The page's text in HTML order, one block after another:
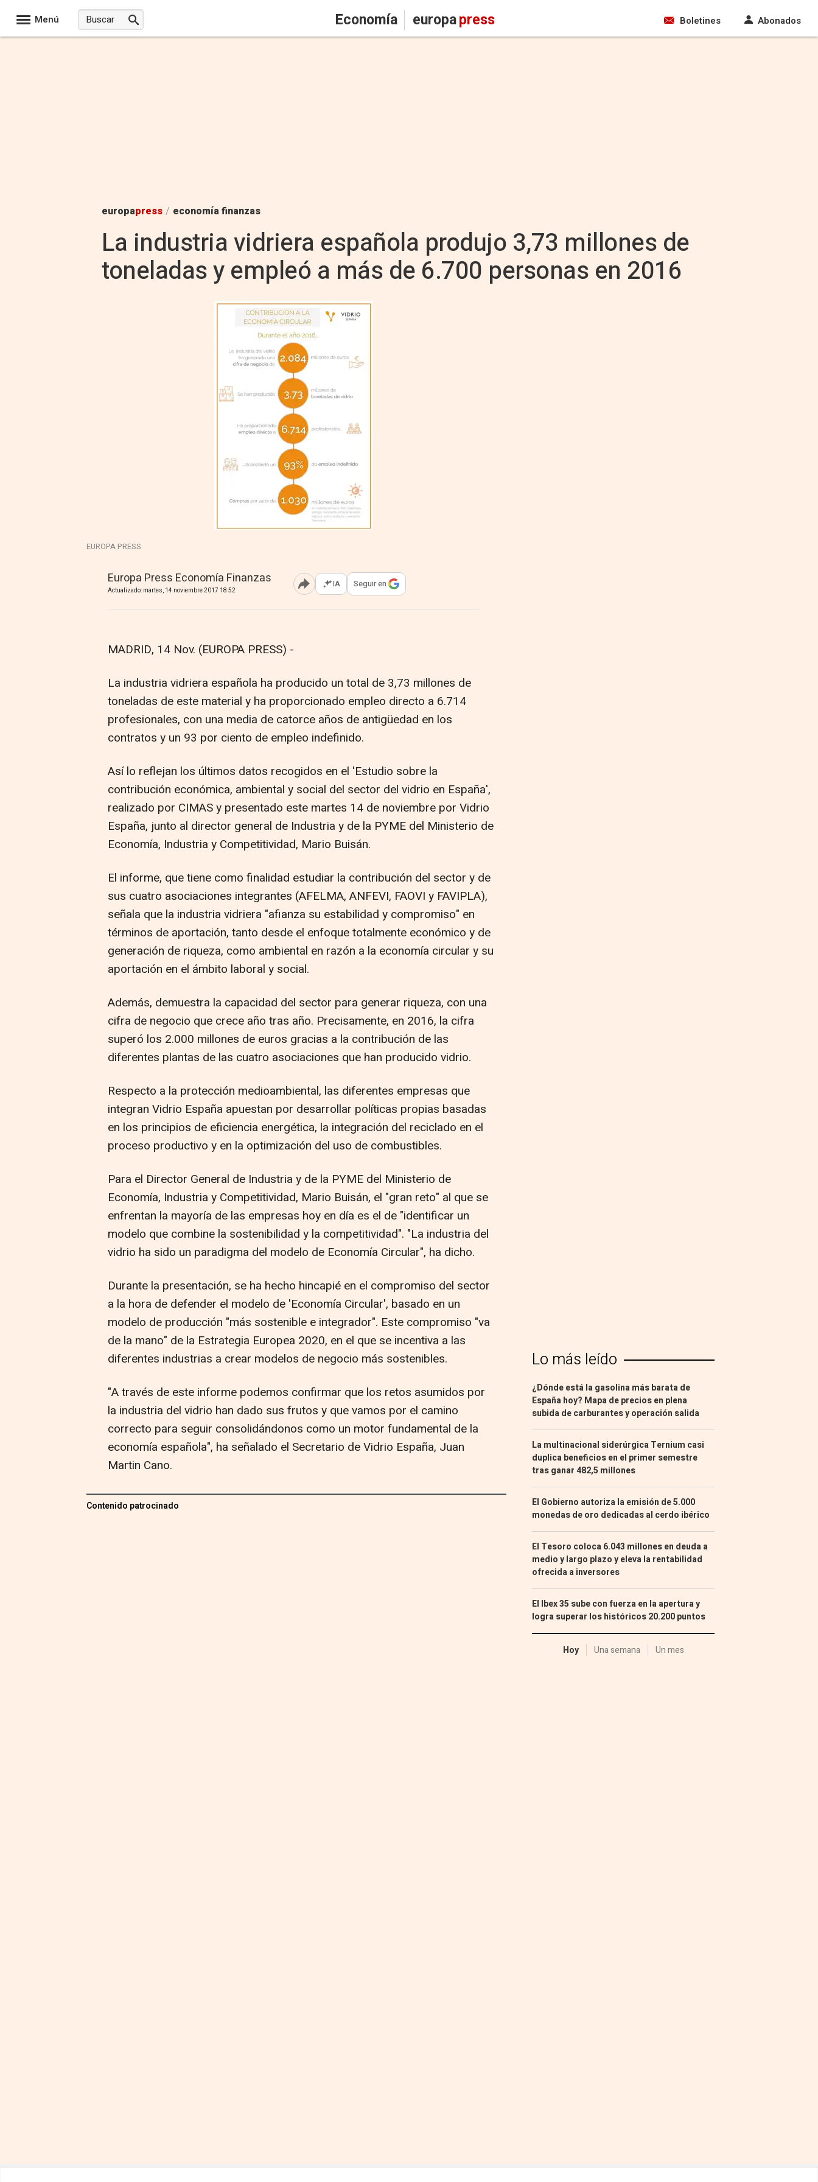
Menú Economía europapress Boletines Abonados
europapress / economía finanzas
La industria vidriera española produjo 3,73 millones de
toneladas y empleó a más de 6.700 personas en 2016
EUROPA PRESS
Europa Press Economía Finanzas
Actualizado: martes, 14 noviembre 2017 18:52 Abrir opciones para compartir
IA Seguir en
MADRID, 14 Nov. (EUROPA PRESS) -
La industria vidriera española ha producido un total de 3,73 millones de
toneladas de este material y ha proporcionado empleo directo a 6.714
profesionales, con una media de catorce años de antigüedad en los
contratos y un 93 por ciento de empleo indefinido.
Así lo reflejan los últimos datos recogidos en el 'Estudio sobre la
contribución económica, ambiental y social del sector del vidrio en España',
realizado por CIMAS y presentado este martes 14 de noviembre por Vidrio
España, junto al director general de Industria y de la PYME del Ministerio de
Economía, Industria y Competitividad, Mario Buisán.
El informe, que tiene como finalidad estudiar la contribución del sector y de
sus cuatro asociaciones integrantes (AFELMA, ANFEVI, FAOVI y FAVIPLA),
señala que la industria vidriera "afianza su estabilidad y compromiso" en
términos de aportación, tanto desde el enfoque totalmente económico y de
generación de riqueza, como ambiental en razón a la economía circular y su
aportación en el ámbito laboral y social.
Además, demuestra la capacidad del sector para generar riqueza, con una
cifra de negocio que crece año tras año. Precisamente, en 2016, la cifra
superó los 2.000 millones de euros gracias a la contribución de las
diferentes plantas de las cuatro asociaciones que han producido vidrio.
Respecto a la protección medioambiental, las diferentes empresas que
integran Vidrio España apuestan por desarrollar políticas propias basadas
en los principios de eficiencia energética, la integración del reciclado en el
proceso productivo y en la optimización del uso de combustibles.
Para el Director General de Industria y de la PYME del Ministerio de
Economía, Industria y Competitividad, Mario Buisán, el "gran reto" al que se
enfrentan la mayoría de las empresas hoy en día es el de "identificar un
modelo que combine la sostenibilidad y la competitividad". "La industria del
vidrio ha sido un paradigma del modelo de Economía Circular", ha dicho.
Durante la presentación, se ha hecho hincapié en el compromiso del sector
a la hora de defender el modelo de 'Economía Circular', basado en un
modelo de producción "más sostenible e integrador". Este compromiso "va
de la mano" de la Estrategia Europea 2020, en el que se incentiva a las
diferentes industrias a crear modelos de negocio más sostenibles.
"A través de este informe podemos confirmar que los retos asumidos por
la industria del vidrio han dado sus frutos y que vamos por el camino
correcto para seguir consolidándonos como un motor fundamental de la
economía española", ha señalado el Secretario de Vidrio España, Juan
Martin Cano.
Contenido patrocinado
Lo más leído
¿Dónde está la gasolina más barata de
España hoy? Mapa de precios en plena
subida de carburantes y operación salida
La multinacional siderúrgica Ternium casi
duplica beneficios en el primer semestre
tras ganar 482,5 millones
El Gobierno autoriza la emisión de 5.000
monedas de oro dedicadas al cerdo ibérico
El Tesoro coloca 6.043 millones en deuda a
medio y largo plazo y eleva la rentabilidad
ofrecida a inversores
El Ibex 35 sube con fuerza en la apertura y
logra superar los históricos 20.200 puntos
Hoy Una semana Un mes